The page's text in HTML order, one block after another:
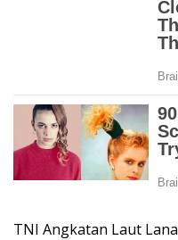
TNI Angkatan Laut